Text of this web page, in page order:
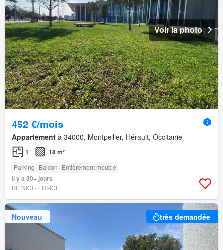
Voir la photo
452 €/mois
Appartement à 34000, Montpellier, Hérault, Occitanie
1 18 m²
Parking Balcon Entièrement meublé
Il y a 30+ jours
BIENICI - FDI-ICI
Nouveau très demandée